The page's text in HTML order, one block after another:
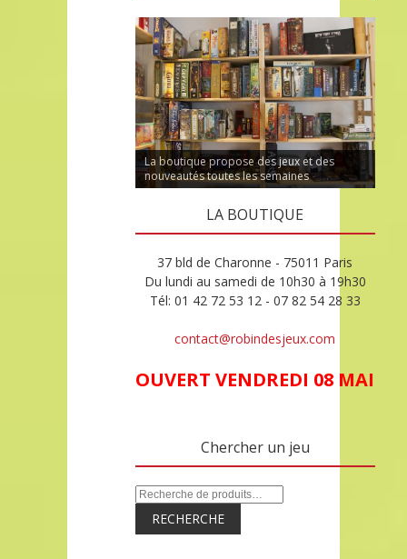
La boutique propose des jeux et des
nouveautés toutes les semaines
LA BOUTIQUE
37 bld de Charonne - 75011 Paris
Du lundi au samedi de 10h30 à 19h30
Tél: 01 42 72 53 12 - 07 82 54 28 33
contact@robindesjeux.com
OUVERT VENDREDI 08 MAI
Chercher un jeu
RECHERCHE